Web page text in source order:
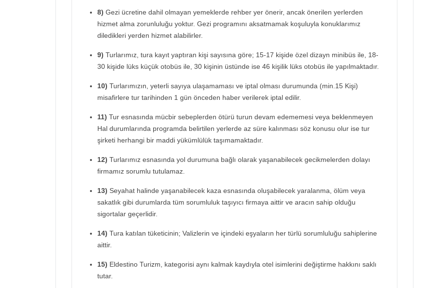
8) Gezi ücretine dahil olmayan yemeklerde rehber yer önerir, ancak önerilen yerlerden
hizmet alma zorunluluğu yoktur. Gezi programını aksatmamak koşuluyla konuklarımız
diledikleri yerden hizmet alabilirler.
9) Turlarımız, tura kayıt yaptıran kişi sayısına göre; 15-17 kişide özel dizayn minibüs ile, 18-
30 kişide lüks küçük otobüs ile, 30 kişinin üstünde ise 46 kişilik lüks otobüs ile yapılmaktadır.
10) Turlarımızın, yeterli sayıya ulaşamaması ve iptal olması durumunda (min.15 Kişi)
misafirlere tur tarihinden 1 gün önceden haber verilerek iptal edilir.
11) Tur esnasında mücbir sebeplerden ötürü turun devam edememesi veya beklenmeyen
Hal durumlarında programda belirtilen yerlerde az süre kalınması söz konusu olur ise tur
şirketi herhangi bir maddi yükümlülük taşımamaktadır.
12) Turlarımız esnasında yol durumuna bağlı olarak yaşanabilecek gecikmelerden dolayı
firmamız sorumlu tutulamaz.
13) Seyahat halinde yaşanabilecek kaza esnasında oluşabilecek yaralanma, ölüm veya
sakatlık gibi durumlarda tüm sorumluluk taşıyıcı firmaya aittir ve aracın sahip olduğu
sigortalar geçerlidir.
14) Tura katılan tüketicinin; Valizlerin ve içindeki eşyaların her türlü sorumluluğu sahiplerine
aittir.
15) Eldestino Turizm, kategorisi aynı kalmak kaydıyla otel isimlerini değiştirme hakkını saklı
tutar.